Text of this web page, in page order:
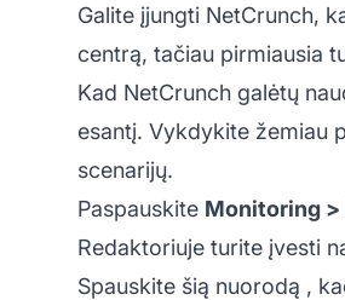
Galite įjungti NetCrunch,
centrą, tačiau pirmiausia
Kad NetCrunch galėtų
esantį. Vykdykite žemiau
scenarijų.
Paspauskite Monitoring
Redaktoriuje turite įvesti
Spauskite šią nuorodą ,